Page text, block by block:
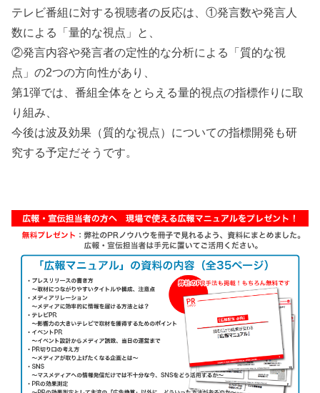
テレビ番組に対する視聴者の反応は、①発言数や発言人
数による「量的な視点」と、
②発言内容や発言者の定性的な分析による「質的な視
点」の2つの方向性があり、
第1弾では、番組全体をとらえる量的視点の指標作りに取
り組み、
今後は波及効果（質的な視点）についての指標開発も研
究する予定だそうです。